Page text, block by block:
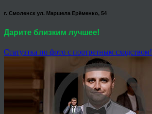
г. Смоленск ул. Маршела Ерёменко, 54
Дарите близким лучшее!
Статуэтка по фото с портретным сходством!